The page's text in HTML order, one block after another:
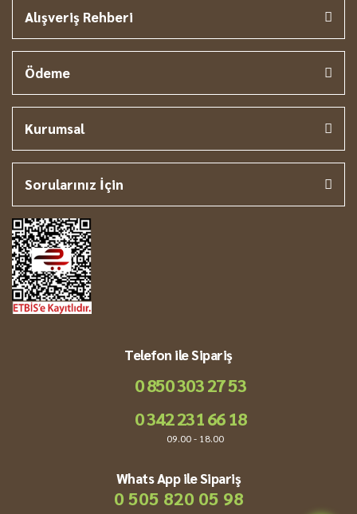
Alışveriş Rehberi
Ödeme
Kurumsal
Sorularınız İçin
Telefon ile Sipariş
0 850 303 27 53
0 342 231 66 18
09.00 - 18.00
Whats App ile Sipariş
0 505 820 05 98